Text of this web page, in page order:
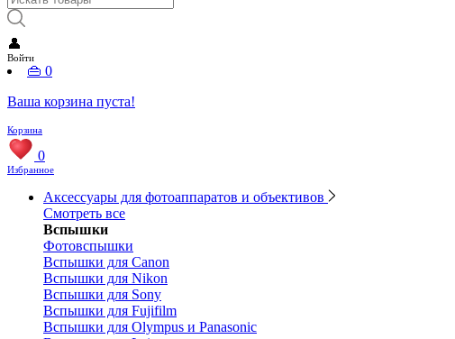
👤
Войти
👜 0
Ваша корзина пуста!
Корзина
0
Избранное
Аксессуары для фотоаппаратов и объективов
Смотреть все
Вспышки
Фотовспышки
Вспышки для Canon
Вспышки для Nikon
Вспышки для Sony
Вспышки для Fujifilm
Вспышки для Olympus и Panasonic